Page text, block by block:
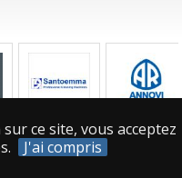
ce site, vous acceptez
J'ai compris